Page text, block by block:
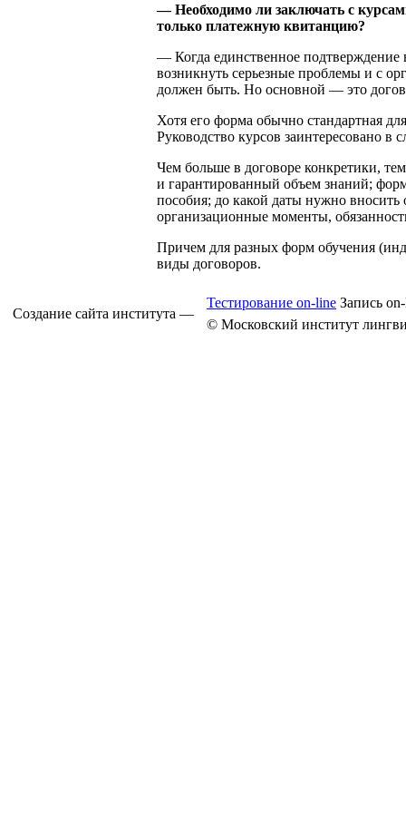
— Необходимо ли заключать с
только платежную квитанцию?
— Когда единственное
возникнуть серьезные проблемы и с
должен быть. Но основной — это
Хотя его форма обычно стандартная
Руководство курсов заинтересовано в
Чем больше в договоре конкретики,
и гарантированный объем знаний;
пособия; до какой даты нужно вносить
организационные моменты,
Причем для разных форм обучения
виды договоров.
Создание сайта института —
Тестирование on-line Запись
© Московский институт